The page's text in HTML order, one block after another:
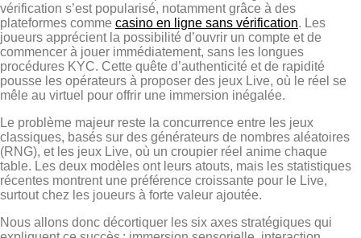
vérification s’est popularisé, notamment grâce à des
plateformes comme casino en ligne sans vérification. Les
joueurs apprécient la possibilité d’ouvrir un compte et de
commencer à jouer immédiatement, sans les longues
procédures KYC. Cette quête d’authenticité et de rapidité
pousse les opérateurs à proposer des jeux Live, où le réel se
mêle au virtuel pour offrir une immersion inégalée.
Le problème majeur reste la concurrence entre les jeux
classiques, basés sur des générateurs de nombres aléatoires
(RNG), et les jeux Live, où un croupier réel anime chaque
table. Les deux modèles ont leurs atouts, mais les statistiques
récentes montrent une préférence croissante pour le Live,
surtout chez les joueurs à forte valeur ajoutée.
Nous allons donc décortiquer les six axes stratégiques qui